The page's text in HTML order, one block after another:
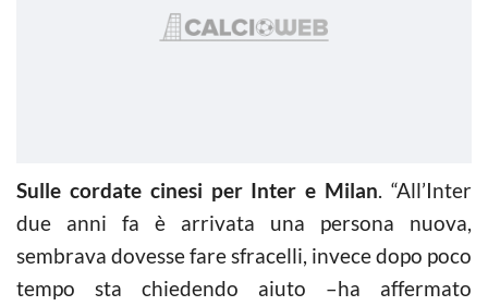
Sulle cordate cinesi per Inter e Milan. “All’Inter
due anni fa è arrivata una persona nuova,
sembrava dovesse fare sfracelli, invece dopo poco
tempo sta chiedendo aiuto –ha affermato